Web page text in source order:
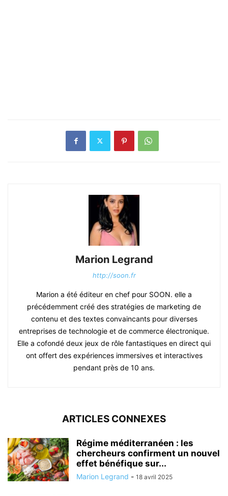
Marion Legrand
http://soon.fr
Marion a été éditeur en chef pour SOON. elle a
précédemment créé des stratégies de marketing de
contenu et des textes convaincants pour diverses
entreprises de technologie et de commerce électronique.
Elle a cofondé deux jeux de rôle fantastiques en direct qui
ont offert des expériences immersives et interactives
pendant près de 10 ans.
ARTICLES CONNEXES
Régime méditerranéen : les
chercheurs confirment un nouvel
effet bénéfique sur...
Marion Legrand - 18 avril 2025